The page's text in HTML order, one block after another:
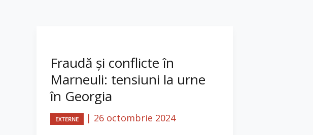
Fraudă și conflicte în
Marneuli: tensiuni la urne
în Georgia
EXTERNE | 26 octombrie 2024